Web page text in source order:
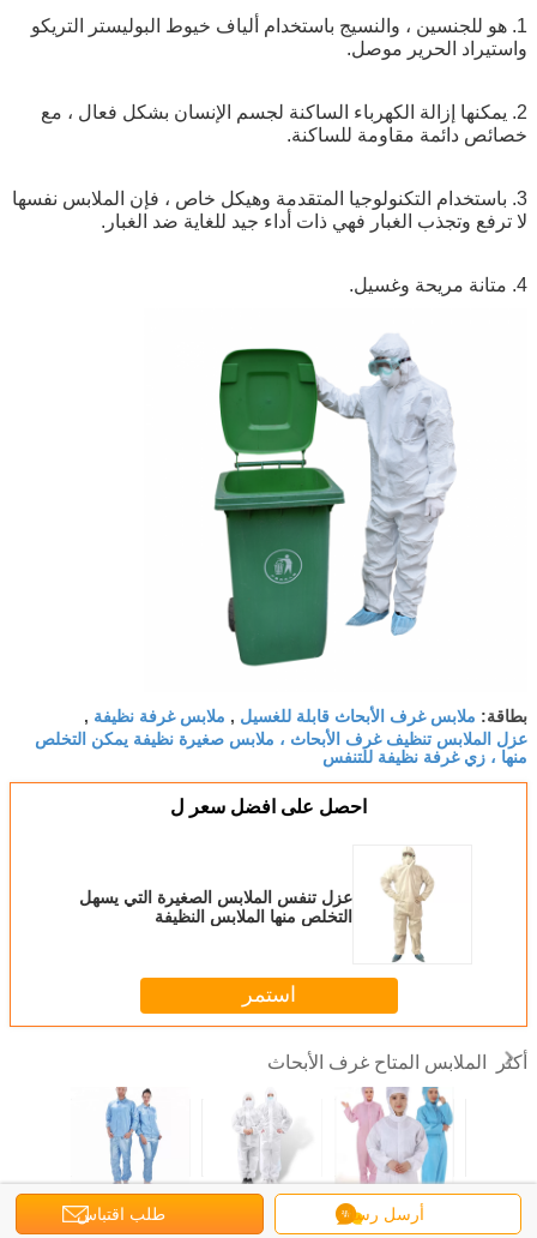
1. هو للجنسين ، والنسيج باستخدام ألياف خيوط البوليستر التريكو
واستيراد الحرير موصل.
2. يمكنها إزالة الكهرباء الساكنة لجسم الإنسان بشكل فعال ، مع
خصائص دائمة مقاومة للساكنة.
3. باستخدام التكنولوجيا المتقدمة وهيكل خاص ، فإن الملابس نفسها
لا ترفع وتجذب الغبار فهي ذات أداء جيد للغاية ضد الغبار.
4. متانة مريحة وغسيل.
بطاقة: ملابس غرف الأبحاث قابلة للغسيل , ملابس غرفة نظيفة ,
عزل الملابس تنظيف غرف الأبحاث ، ملابس صغيرة نظيفة يمكن التخلص
منها ، زي غرفة نظيفة للتنفس
احصل على افضل سعر ل
عزل تنفس الملابس الصغيرة التي يسهل
التخلص منها الملابس النظيفة
استمر
أكثر الملابس المتاح غرف الأبحاث
ثابتة
الفئة الصيدلانية 100
ESD ملابس غرف
الأبحاث القابلة
مستشفى غرف
المنسوجة يعمل مع
الغبار المتاح
الملابس النظيفة
الملابس
SMS الملابس
أرسل رسالة طلب اقتباس